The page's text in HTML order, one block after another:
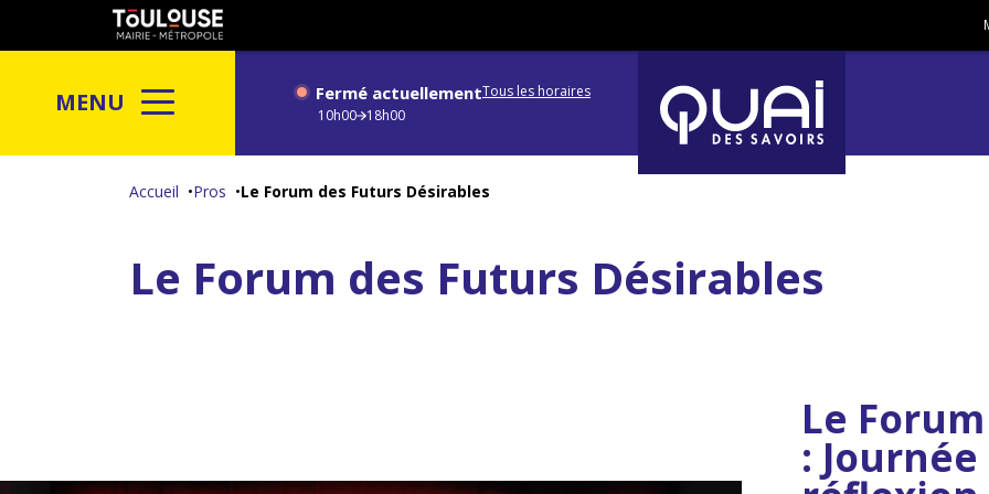
Gestion de vos préférences sur les cookies
au
Toulouse
MENU Fermé actuellementTous les horaires
10h00 18h00
Accueil Pros Le Forum des Futurs Désirables
Le Forum des Futurs Désirables
Le
: